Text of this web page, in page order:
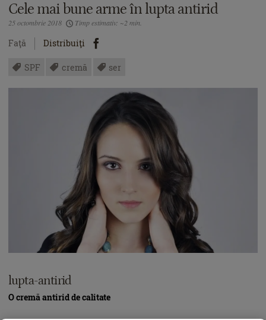
Cele mai bune arme în lupta antirid
25 octombrie 2018 Timp estimativ: ~2 min.
Faţă Distribuiţi
SPF cremă ser
lupta-antirid
O cremă antirid de calitate